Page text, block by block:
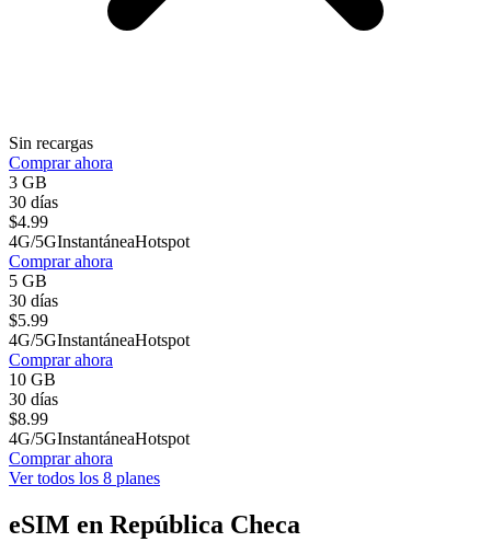
Sin recargas
Comprar ahora
3 GB
30 días
$4.99
4G/5GInstantáneaHotspot
Comprar ahora
5 GB
30 días
$5.99
4G/5GInstantáneaHotspot
Comprar ahora
10 GB
30 días
$8.99
4G/5GInstantáneaHotspot
Comprar ahora
Ver todos los 8 planes
eSIM en República Checa